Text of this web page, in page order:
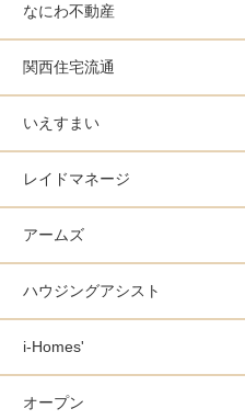
なにわ不動産
関西住宅流通
いえすまい
レイドマネージ
アームズ
ハウジングアシスト
i-Homes'
オープン